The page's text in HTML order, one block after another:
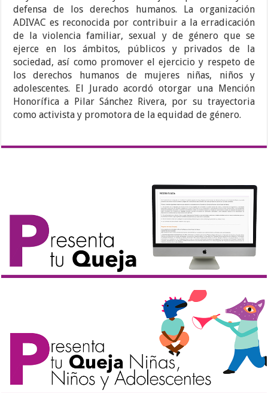
defensa de los derechos humanos. La organización
ADIVAC es reconocida por contribuir a la erradicación
de la violencia familiar, sexual y de género que se
ejerce en los ámbitos, públicos y privados de la
sociedad, así como promover el ejercicio y respeto de
los derechos humanos de mujeres niñas, niños y
adolescentes. El Jurado acordó otorgar una Mención
Honorífica a Pilar Sánchez Rivera, por su trayectoria
como activista y promotora de la equidad de género.